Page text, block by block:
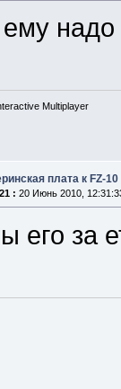
ему
Multiplayer
плата к FZ-10
: 20 Июнь 2010,
его за